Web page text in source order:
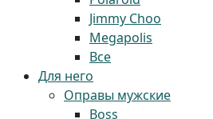
Jimmy Choo
Megapolis
Все
Для него
Оправы мужские
Boss